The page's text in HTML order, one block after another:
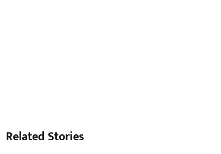
Related Stories